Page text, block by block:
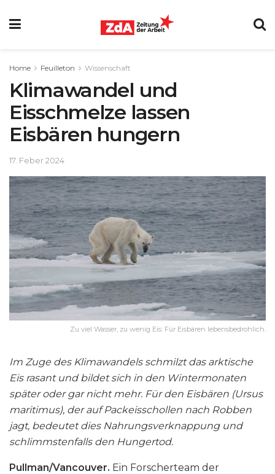
Home Feuilleton Wissenschaft
Klimawandel und
Eisschmelze lassen
Eisbären hungern
17. Feber 2024
Zu viel Wasser, zu wenig Eis: Für Eisbären lebensbedrohlich.
Im Zuge des Klimawandels schmilzt das arktische
Eis rasant und bildet sich in den Wintermonaten
später oder gar nicht mehr. Für den Eisbären (Ursus
maritimus), der auf Packeisschollen nach Robben
jagt, bedeutet dies Nahrungsverknappung und
schlimmstenfalls den Hungertod.
Pullman/Vancouver. Ein Forscherteam der